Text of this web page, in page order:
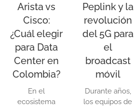
Arista vs
Cisco:
¿Cuál elegir
para Data
Center en
Colombia?
En el
ecosistema
Peplink y la
revolución
del 5G para
el
broadcast
móvil
Durante años,
los equipos de